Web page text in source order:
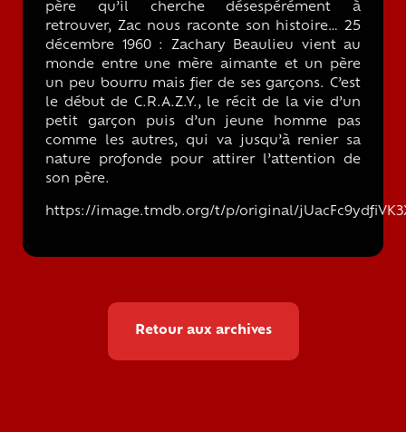
père qu’il cherche désespérément à
retrouver, Zac nous raconte son histoire… 25
décembre 1960 : Zachary Beaulieu vient au
monde entre une mère aimante et un père
un peu bourru mais fier de ses garçons. C’est
le début de C.R.A.Z.Y., le récit de la vie d’un
petit garçon puis d’un jeune homme pas
comme les autres, qui va jusqu’à renier sa
nature profonde pour attirer l’attention de
son père.
https://image.tmdb.org/t/p/original/
Retour aux archives